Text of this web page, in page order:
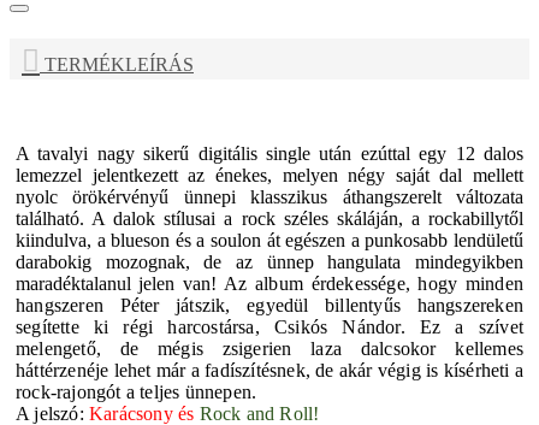
TERMÉKLEÍRÁS
A tavalyi nagy sikerű digitális single után ezúttal egy 12 dalos
lemezzel jelentkezett az énekes, melyen négy saját dal mellett
nyolc örökérvényű ünnepi klasszikus áthangszerelt változata
található. A dalok stílusai a rock széles skáláján, a rockabillytől
kiindulva, a blueson és a soulon át egészen a punkosabb lendületű
darabokig mozognak, de az ünnep hangulata mindegyikben
maradéktalanul jelen van! Az album érdekessége, hogy minden
hangszeren Péter játszik, egyedül billentyűs hangszereken
segítette ki régi harcostársa, Csikós Nándor. Ez a szívet
melengető, de mégis zsigerien laza dalcsokor kellemes
háttérzenéje lehet már a fadíszítésnek, de akár végig is kísérheti a
rock-rajongót a teljes ünnepen.
A jelszó:Karácsony és Rock and Roll!